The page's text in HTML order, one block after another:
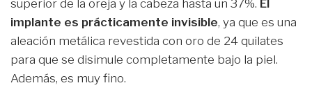
superior de la oreja y la cabeza hasta un 37%. El
implante es prácticamente invisible, ya que es una
aleación metálica revestida con oro de 24 quilates
para que se disimule completamente bajo la piel.
Además, es muy fino.